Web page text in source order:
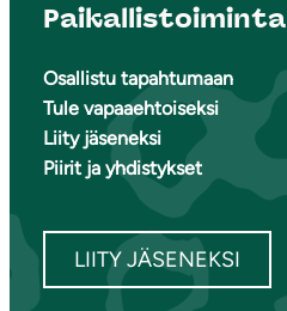
Paikallistoiminta
Osallistu tapahtumaan
Tule vapaaehtoiseksi
Liity jäseneksi
Piirit ja yhdistykset
LIITY JÄSENEKSI